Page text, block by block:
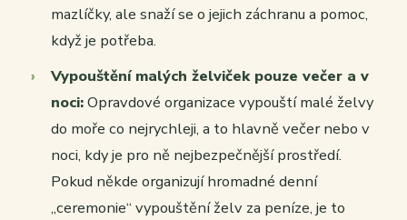
mazlíčky, ale snaží se o jejich záchranu a pomoc,
když je potřeba.
Vypouštění malých želviček pouze večer a v
noci:Opravdové organizace vypouští malé želvy
do moře co nejrychleji, a to hlavně večer nebo v
noci, kdy je pro ně nejbezpečnější prostředí.
Pokud někde organizují hromadné denní
„ceremonie“ vypouštění želv za peníze, je to